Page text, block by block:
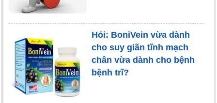
Hỏi: BoniVein vừa dành
cho suy giãn tĩnh mạch
chân vừa dành cho bệnh
bệnh trĩ?